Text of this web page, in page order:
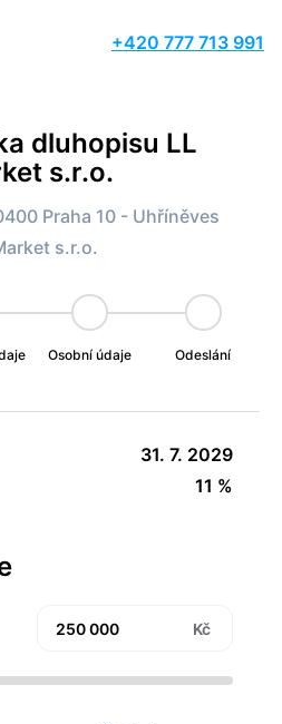
+420 777 713 991
dluhopisu LL
s.r.o.
Praha 10 - Uhříněves
s.r.o.
Osobní údaje Odeslání
31. 7. 2029
11 %
Kč